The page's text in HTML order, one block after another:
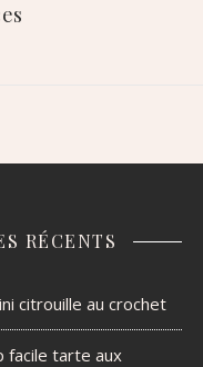
RÉCENTS
citrouille au crochet
facile tarte aux